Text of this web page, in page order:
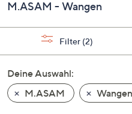
Pfeiltasten
nach
und
nach
unten
oder
M.ASAM - Wangen
Filter (2)
Deine Auswahl:
M.ASAM
Wangen